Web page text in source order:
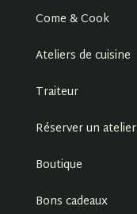
Come & Cook
Ateliers de cuisine
Traiteur
Réserver un atelier
Boutique
Bons cadeaux